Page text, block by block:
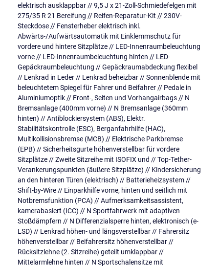
elektrisch ausklappbar // 9,5 J x 21-Zoll-Schmiedefelgen mit
275/35 R 21 Bereifung // Reifen-Reparatur-Kit // 230V-
Steckdose // Fensterheber elektrisch inkl.
Abwärts-/Aufwärtsautomatik mit Einklemmschutz für
vordere und hintere Sitzplätze // LED-Innenraumbeleuchtung
vorne // LED-Innenraumbeleuchtung hinten // LED-
Gepäckraumbeleuchtung // Gepäckraumabdeckung flexibel
// Lenkrad in Leder // Lenkrad beheizbar // Sonnenblende mit
beleuchtetem Spiegel für Fahrer und Beifahrer // Pedale in
Aluminiumoptik // Front-, Seiten und Vorhangairbags // N
Bremsanlage (400mm vorne) // N Bremsanlage (360mm
hinten) // Antiblockiersystem (ABS), Elektr.
Stabilitätskontrolle (ESC), Berganfahrhilfe (HAC),
Multikollisionsbremse (MCB) // Elektrische Parkbremse
(EPB) // Sicherheitsgurte höhenverstellbar für vordere
Sitzplätze // Zweite Sitzreihe mit ISOFIX und // Top-Tether-
Verankerungspunkten (äußere Sitzplätze) // Kindersicherung
an den hinteren Türen (elektrisch) // Batterieheizsystem //
Shift-by-Wire // Einparkhilfe vorne, hinten und seitlich mit
Notbremsfunktion (PCA) // Aufmerksamkeitsassistent,
kamerabasiert (ICC) // N Sportfahrwerk mit adaptiven
Stoßdämpfern // N Differenzialsperre hinten, elektronisch (e-
LSD) // Lenkrad höhen- und längsverstellbar // Fahrersitz
höhenverstellbar // Beifahrersitz höhenverstellbar //
Rücksitzlehne (2. Sitzreihe) geteilt umklappbar //
Mittelarmlehne hinten // N Sportschalensitze mit